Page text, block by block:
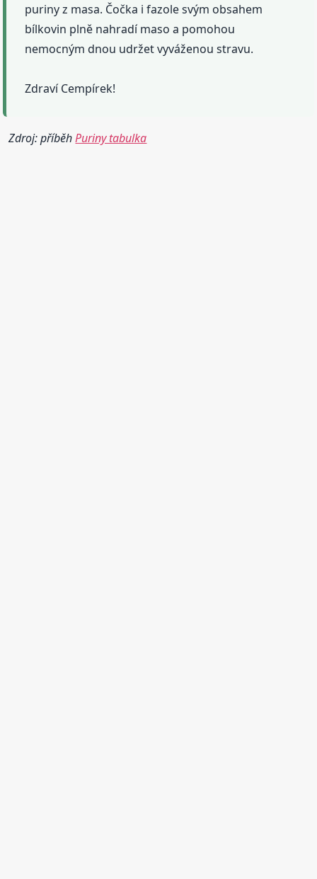
puriny z masa. Čočka i fazole svým obsahem
bílkovin plně nahradí maso a pomohou
nemocným dnou udržet vyváženou stravu.
Zdraví Cempírek!
Zdroj: příběhPuriny tabulka